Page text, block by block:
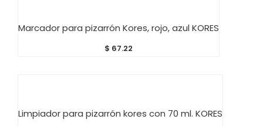
Marcador para pizarrón Kores, rojo, azul KORES
$ 67.22
Limpiador para pizarrón kores con 70 ml. KORES